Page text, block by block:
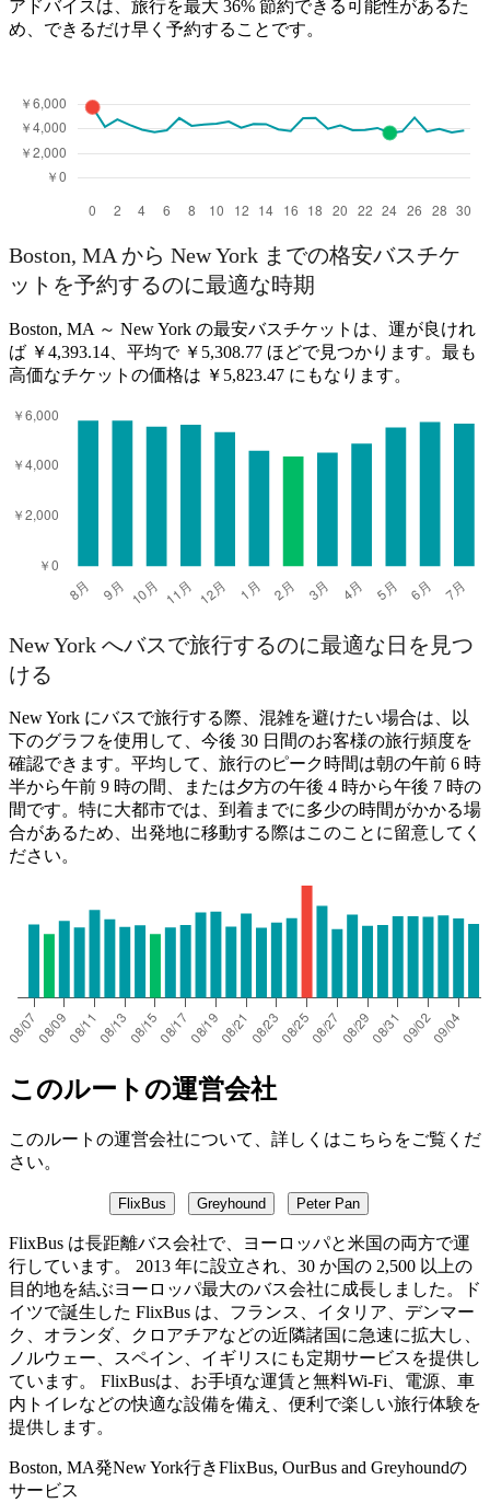
アドバイスは、旅行を最大 36% 節約できる可能性があるた
め、できるだけ早く予約することです。
Boston, MA から New York までの格安バスチケ
ットを予約するのに最適な時期
Boston, MA ～ New York の最安バスチケットは、運が良けれ
ば ￥4,393.14、平均で ￥5,308.77 ほどで見つかります。最も
高価なチケットの価格は ￥5,823.47 にもなります。
New York へバスで旅行するのに最適な日を見つ
ける
New York にバスで旅行する際、混雑を避けたい場合は、以
下のグラフを使用して、今後 30 日間のお客様の旅行頻度を
確認できます。平均して、旅行のピーク時間は朝の午前 6 時
半から午前 9 時の間、または夕方の午後 4 時から午後 7 時の
間です。特に大都市では、到着までに多少の時間がかかる場
合があるため、出発地に移動する際はこのことに留意してく
ださい。
このルートの運営会社
このルートの運営会社について、詳しくはこちらをご覧くだ
さい。
FlixBus Greyhound Peter Pan
FlixBus は長距離バス会社で、ヨーロッパと米国の両方で運
行しています。 2013 年に設立され、30 か国の 2,500 以上の
目的地を結ぶヨーロッパ最大のバス会社に成長しました。ド
イツで誕生した FlixBus は、フランス、イタリア、デンマー
ク、オランダ、クロアチアなどの近隣諸国に急速に拡大し、
ノルウェー、スペイン、イギリスにも定期サービスを提供し
ています。 FlixBusは、お手頃な運賃と無料Wi-Fi、電源、車
内トイレなどの快適な設備を備え、便利で楽しい旅行体験を
提供します。
Boston, MA発New York行きFlixBus, OurBus and Greyhoundの
サービス